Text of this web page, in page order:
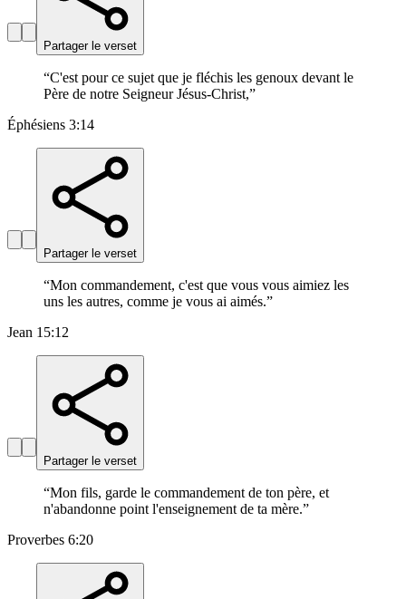
Partager le verset
“C'est pour ce sujet que je fléchis les genoux devant le
Père de notre Seigneur Jésus-Christ,”
Éphésiens 3:14
Partager le verset
“Mon commandement, c'est que vous vous aimiez les
uns les autres, comme je vous ai aimés.”
Jean 15:12
Partager le verset
“Mon fils, garde le commandement de ton père, et
n'abandonne point l'enseignement de ta mère.”
Proverbes 6:20